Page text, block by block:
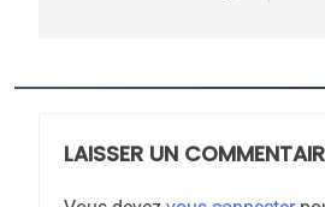
LAISSER UN
JUDAISME
8